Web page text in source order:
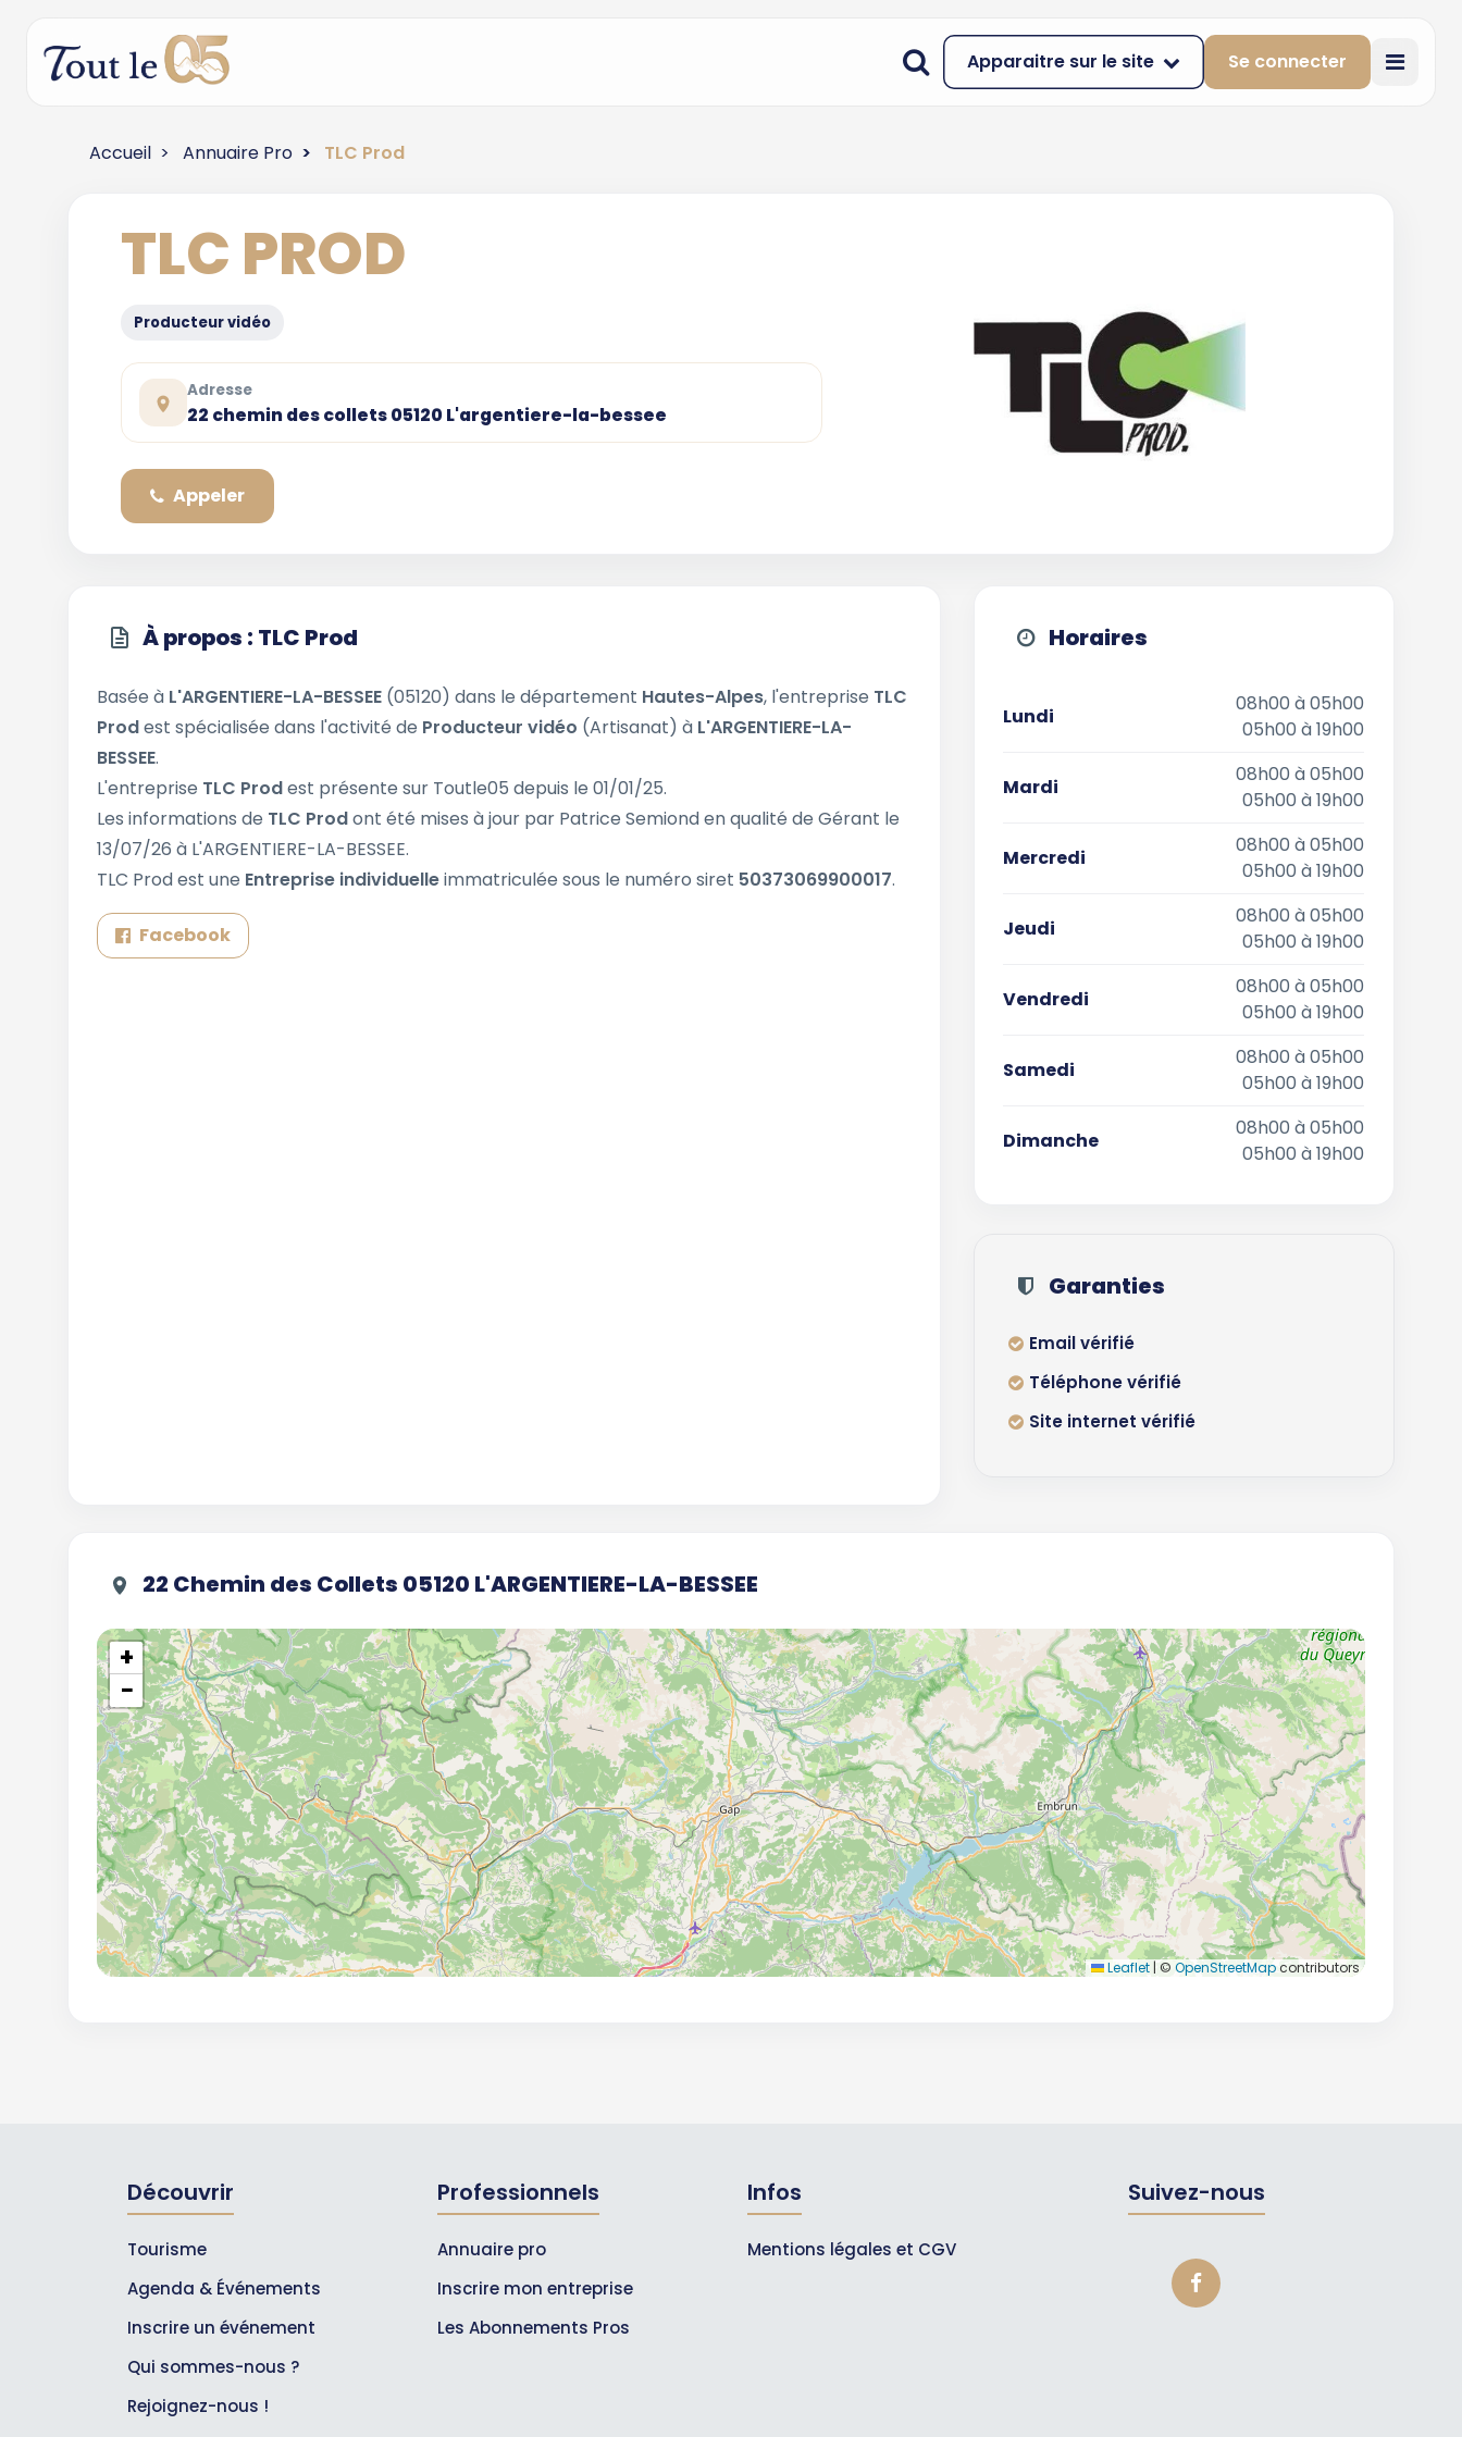
Apparaitre sur le site Se connecter
Accueil Annuaire Pro TLC Prod
TLC PROD
Producteur vidéo
Adresse
22 chemin des collets 05120 L'argentiere-la-bessee
Appeler
À propos : TLC Prod
Basée à L'ARGENTIERE-LA-BESSEE (05120) dans le département Hautes-Alpes, l'entreprise TLC
Prodest spécialisée dans l'activité de Producteur vidéo (Artisanat) à L'ARGENTIERE-LA-
BESSEE.
L'entreprise TLC Prodest présente sur Toutle05 depuis le 01/01/25.
Les informations de TLC Prodont été mises à jour par Patrice Semiond en qualité de Gérant le
13/07/26 à L'ARGENTIERE-LA-BESSEE.
TLC Prod est une Entreprise individuelleimmatriculée sous le numéro siret 50373069900017.
Facebook
Horaires
Lundi
08h00 à 05h00
05h00 à 19h00
Mardi
08h00 à 05h00
05h00 à 19h00
Mercredi
08h00 à 05h00
05h00 à 19h00
Jeudi
08h00 à 05h00
05h00 à 19h00
Vendredi
08h00 à 05h00
05h00 à 19h00
Samedi
08h00 à 05h00
05h00 à 19h00
Dimanche
08h00 à 05h00
05h00 à 19h00
Garanties
Email vérifié
Téléphone vérifié
Site internet vérifié
22 Chemin des Collets 05120 L'ARGENTIERE-LA-BESSEE
+
−
Leaflet | © OpenStreetMapcontributors
Découvrir
Tourisme
Agenda & Événements
Inscrire un événement
Qui sommes-nous ?
Rejoignez-nous !
Professionnels
Annuaire pro
Inscrire mon entreprise
Les Abonnements Pros
Infos
Mentions légales et CGV
Suivez-nous